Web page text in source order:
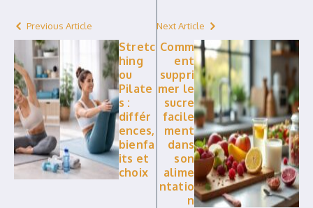
Previous Article
Stretc
hing
ou
Pilate
s :
différ
ences,
bienfa
its et
choix
Next Article
Comm
ent
suppri
mer le
sucre
facile
ment
dans
son
alime
ntatio
n